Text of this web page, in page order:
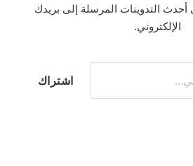
التدوينات المرسلة إلى بريدك
الإلكتروني.
اشتراك